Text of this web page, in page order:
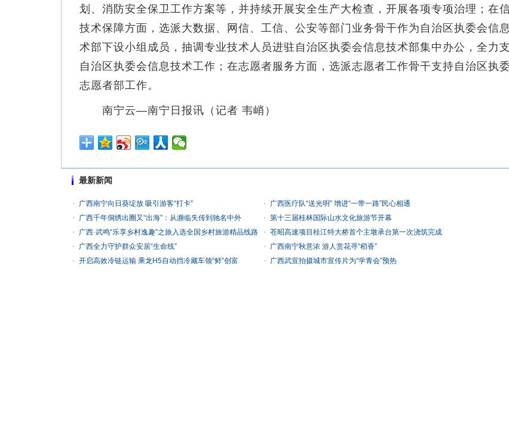
划、消防安全保卫工作方案等，并持续开展安全生产大检查，开展各项专项治理；在
技术保障方面，选派大数据、网信、工信、公安等部门业务骨干作为自治区执委会信
术部下设小组成员，抽调专业技术人员进驻自治区执委会信息技术部集中办公，全力
自治区执委会信息技术工作；在志愿者服务方面，选派志愿者工作骨干支持自治区执
志愿者部工作。
南宁云—南宁日报讯（记者 韦峭）
最新新闻
广西南宁向日葵绽放 吸引游客“打卡”
广西医疗队“送光明” 增进“一带一路”民心相通
广西千年侗绣出圈又“出海”：从濒临失传到驰名中外
第十三届桂林国际山水文化旅游节开幕
广西·武鸣“乐享乡村逸趣”之旅入选全国乡村旅游精品线路
苍昭高速项目桂江特大桥首个主墩承台第一次浇筑完成
广西全力守护群众安居“生命线”
广西南宁秋意浓 游人赏花寻“稻香”
开启高效冷链运输 乘龙H5自动挡冷藏车领“鲜”创富
广西武宣拍摄城市宣传片为“学青会”预热